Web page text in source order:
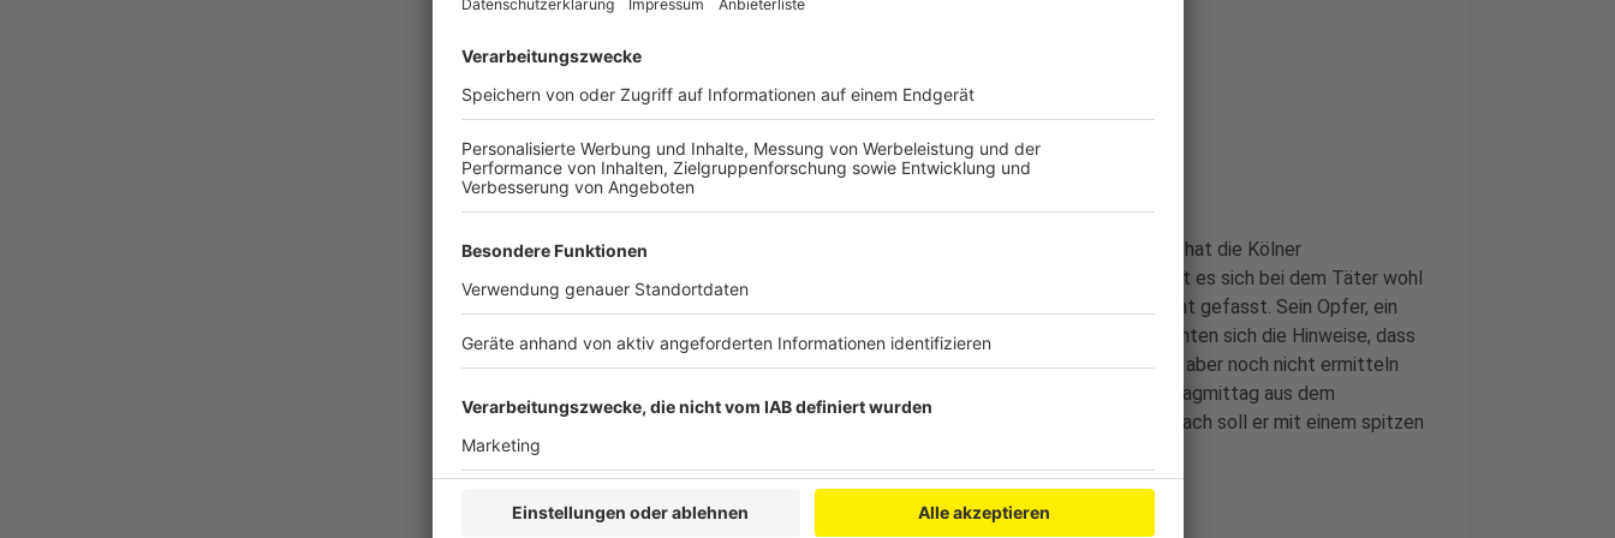
Täter und Opfer kannten sich offenbar
Anzeige
Nach der blutigen Auseinandersetzung am Amtsgericht in Kerpen hat die Kölner
Mordkommission weitere Details veröffentlicht. Demnach handelt es sich bei dem Täter wohl
um einen 39 Jahre alten Mann aus Wuppertal, er ist aber noch nicht gefasst. Sein Opfer, ein
42-Jähriger, sei inzwischen außer Lebensgefahr. Außerdem verdichten sich die Hinweise, dass
sich die beiden kennen. Die Hintergründe und das Motiv habe man aber noch nicht ermitteln
können, heißt es. Nach ersten Erkenntnissen kam das Opfer Montagmittag aus dem
Amtsgericht und stieg in ein Auto – und der Täter folgte ihm. Danach soll er mit einem spitzen